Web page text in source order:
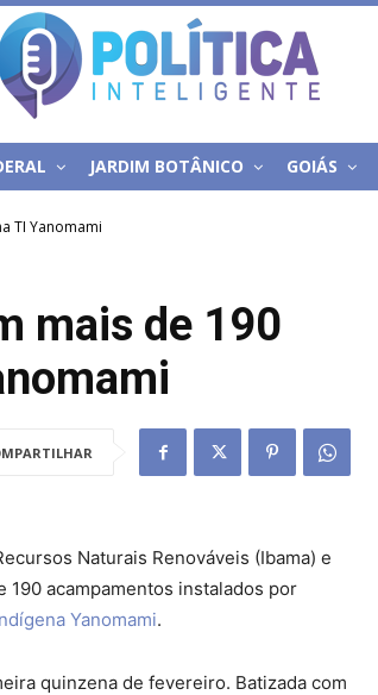
JARDIM BOTÂNICO GOIÁS
TI Yanomami
mais de 190
Naturais Renováveis (Ibama) e
190 acampamentos instalados por
Yanomami.
quinzena de fevereiro. Batizada com